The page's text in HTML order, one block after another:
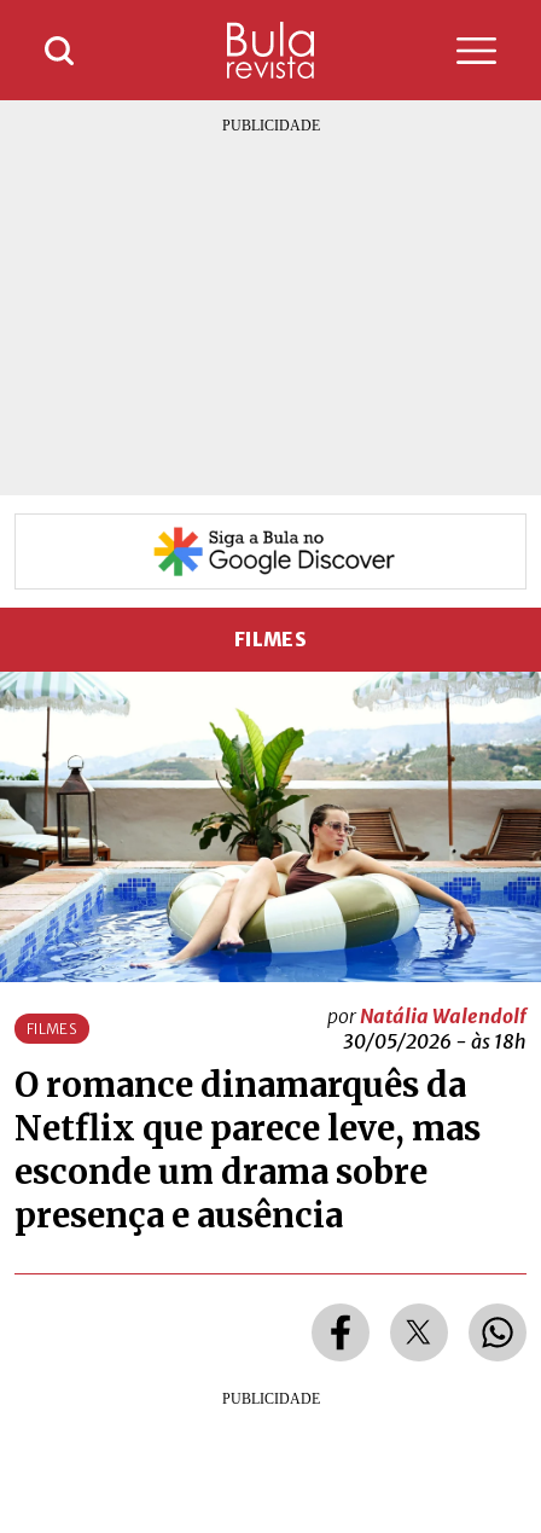
FILMES
FILMES
porNatália Walendolf
30/05/2026 - às 18h
O romance dinamarquês da
Netflix que parece leve, mas
esconde um drama sobre
presença e ausência